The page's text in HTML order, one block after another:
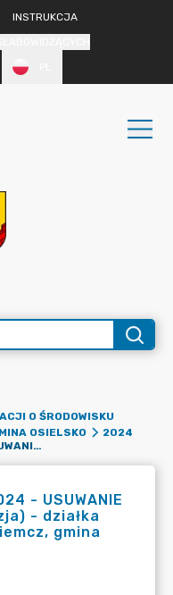
INSTRUKCJA
O ŚRODOWISKU
OSIELSKO
2024
KARTA SIOS NR 43/OS/2024 - USUWANIE DRZEW I KRZEWÓW (DECYZJA) - DZIAŁKA EWID. NR 236/32, OBRĘB NIEMCZ, GMINA OSIELSKO
- USUWANIE
- działka
gmina